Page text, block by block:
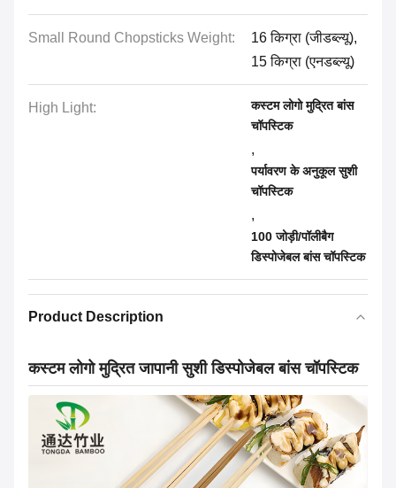
Small Round Chopsticks Weight:
16 किग्रा (जीडब्ल्यू),
15 किग्रा (एनडब्ल्यू)
High Light:
कस्टम लोगो मुद्रित बांस
चॉपस्टिक
,
पर्यावरण के अनुकूल सुशी
चॉपस्टिक
,
100 जोड़ी/पॉलीबैग
डिस्पोजेबल बांस चॉपस्टिक
Product Description
कस्टम लोगो मुद्रित जापानी सुशी डिस्पोजेबल बांस चॉपस्टिक